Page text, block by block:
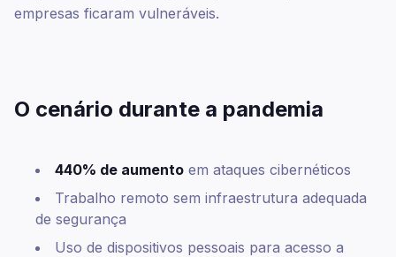
empresas ficaram vulneráveis.
O cenário durante a pandemia
440% de aumento em ataques cibernéticos
Trabalho remoto sem infraestrutura adequada
de segurança
Uso de dispositivos pessoais para acesso a